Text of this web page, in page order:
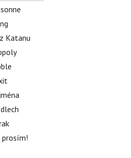
Katanu
prosím!